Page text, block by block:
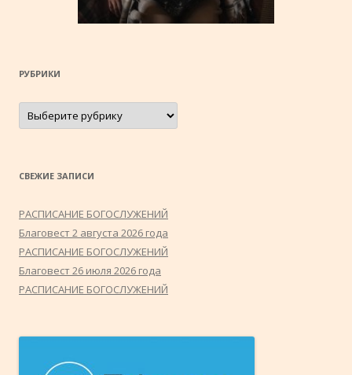
РУБРИКИ
Рубрики
СВЕЖИЕ ЗАПИСИ
РАСПИСАНИЕ БОГОСЛУЖЕНИЙ
Благовест 2 августа 2026 года
РАСПИСАНИЕ БОГОСЛУЖЕНИЙ
Благовест 26 июля 2026 года
РАСПИСАНИЕ БОГОСЛУЖЕНИЙ